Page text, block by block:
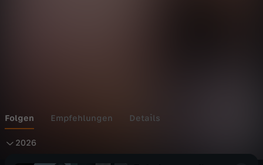
Folgen Empfehlungen Details
2026
2